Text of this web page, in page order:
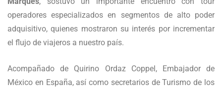
operadores especializados en segmentos de alto poder
adquisitivo, quienes mostraron su interés por incrementar
el flujo de viajeros a nuestro país.
Acompañado de Quirino Ordaz Coppel, Embajador de
México en España, así como secretarios de Turismo de los